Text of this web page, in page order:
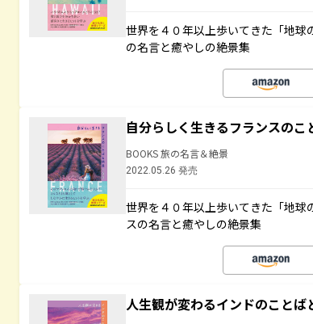
世界を４０年以上歩いてきた「地球
の名言と癒やしの絶景集
自分らしく生きるフランスのこ
BOOKS 旅の名言＆絶景
2022.05.26 発売
世界を４０年以上歩いてきた「地
スの名言と癒やしの絶景集
人生観が変わるインドのことば